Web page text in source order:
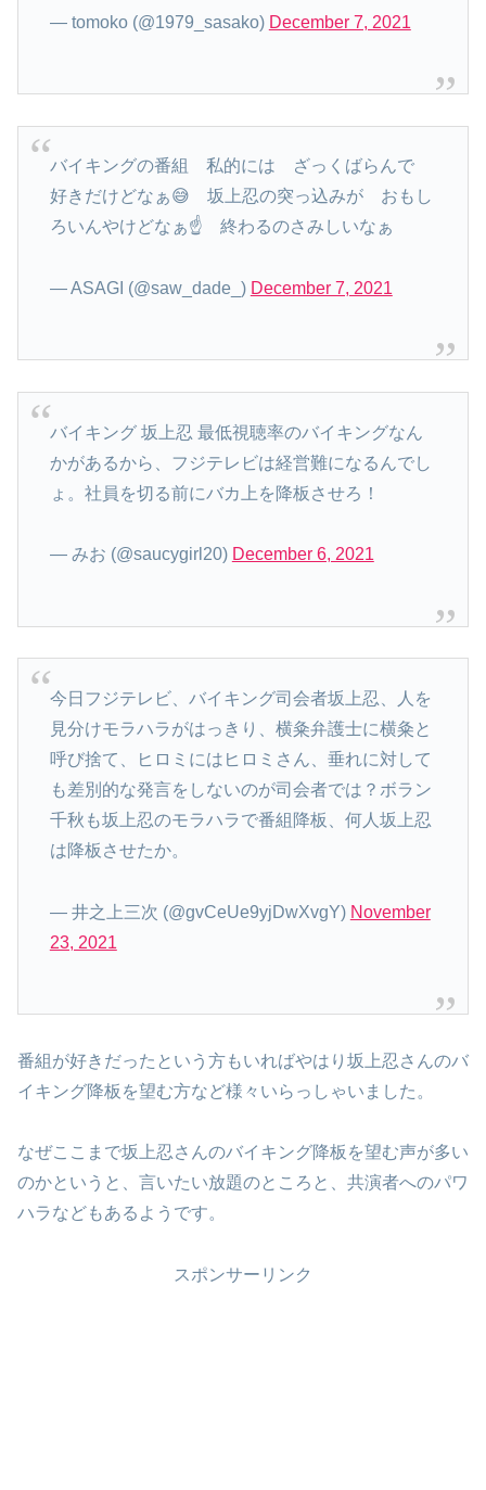
— tomoko (@1979_sasako) December 7, 2021
バイキングの番組 私的には ざっくばらんで
好きだけどなぁ😅 坂上忍の突っ込みが おもし
ろいんやけどなぁ☝️ 終わるのさみしいなぁ
— ASAGI (@saw_dade_) December 7, 2021
バイキング 坂上忍 最低視聴率のバイキングなん
かがあるから、フジテレビは経営難になるんでし
ょ。社員を切る前にバカ上を降板させろ！
— みお (@saucygirl20) December 6, 2021
今日フジテレビ、バイキング司会者坂上忍、人を
見分けモラハラがはっきり、横粂弁護士に横粂と
呼び捨て、ヒロミにはヒロミさん、垂れに対して
も差別的な発言をしないのが司会者では？ボラン
千秋も坂上忍のモラハラで番組降板、何人坂上忍
は降板させたか。
— 井之上三次 (@gvCeUe9yjDwXvgY) November
23, 2021
番組が好きだったという方もいればやはり坂上忍さんのバ
イキング降板を望む方など様々いらっしゃいました。
なぜここまで坂上忍さんのバイキング降板を望む声が多い
のかというと、言いたい放題のところと、共演者へのパワ
ハラなどもあるようです。
スポンサーリンク